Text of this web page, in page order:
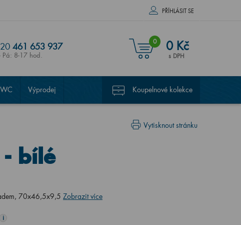
PŘÍHLÁSIT SE
461 653 937
Pá: 8-17 hod.
0 0 Kč
s DPH
WC Výprodej Koupelnové kolekce
Vytisknout stránku
bílé
70x46,5x9,5 Zobrazit více
i